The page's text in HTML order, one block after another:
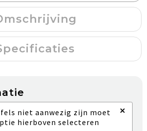
niet aanwezig zijn moet
hierboven selecteren
×